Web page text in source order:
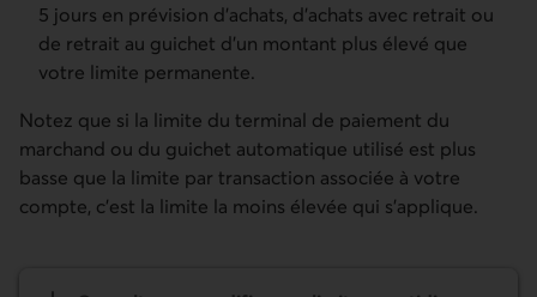
5 jours en prévision d’achats, d’achats avec retrait ou
de retrait au guichet d’un montant plus élevé que
votre limite permanente.
Notez que si la limite du terminal de paiement du
marchand ou du guichet automatique utilisé est plus
basse que la limite par transaction associée à votre
compte, c'est la limite la moins élevée qui s'applique.